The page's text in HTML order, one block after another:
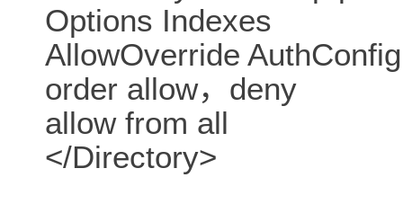
Options Indexes
AllowOverride AuthConfig
order allow，deny
allow from all
</Directory>